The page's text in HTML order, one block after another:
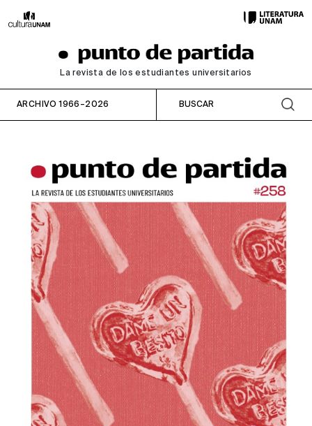
La revista de los estudiantes universitarios
ARCHIVO 1966–2026